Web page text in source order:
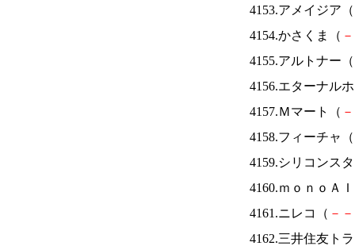
4153.アメイジア（
4154.かさくま（ －
4155.アルトナー（
4156.エターナル
4157.Ｍマート（ －
4158.フィーチャ（
4159.シリコンス
4160.ｍｏｎｏＡ
4161.ニレコ（ － －
4162.三井住友ト